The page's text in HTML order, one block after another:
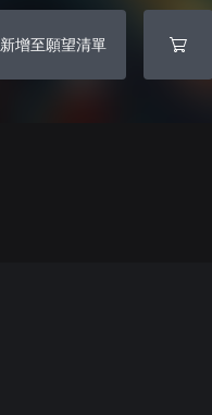
新增至願望清單